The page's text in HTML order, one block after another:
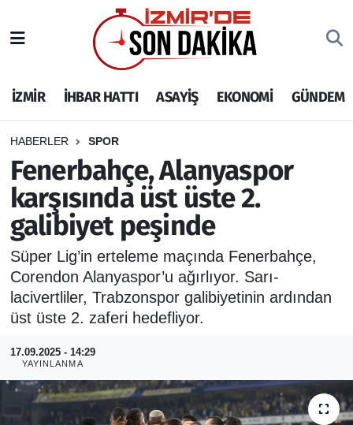
İZMİR İHBAR HATTI ASAYİŞ EKONOMİ GÜNDEM
HABERLER SPOR
Fenerbahçe, Alanyaspor
karşısında üst üste 2.
galibiyet peşinde
Süper Lig’in erteleme maçında Fenerbahçe,
Corendon Alanyaspor’u ağırlıyor. Sarı-
lacivertliler, Trabzonspor galibiyetinin ardından
üst üste 2. zaferi hedefliyor.
17.09.2025 - 14:29
YAYINLANMA
İHBAR HATTI
DEPREM
GENEL
EKONOMİ
SİYASET
SPOR
RESMİ REKLAM
İzmir Nöbetçi Eczaneler
İzmir Hava Durumu
İzmir Namaz Vakitleri
İzmir Trafik Yoğunluk Haritası
Puan Durumu ve Fikstür
Tüm Manşetler
Son Dakika Haberleri